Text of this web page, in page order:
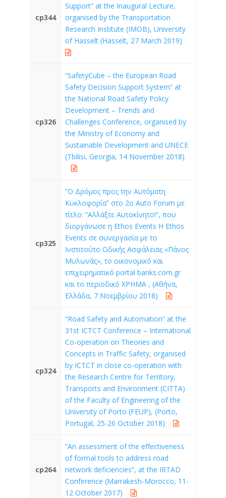
cp344
Support” at the Inaugural Lecture,
organised by the Transportation
Research Institute (IMOB), University
of Hasselt (Hasselt, 27 March 2019)
cp326
“SafetyCube – the European Road
Safety Decision Support System” at
the National Road Safety Policy
Development – Trends and
Challenges Conference, organised by
the Ministry of Economy and
Sustainable Development and UNECE
(Tbilisi, Georgia, 14 November 2018)
cp325
“Ο Δρόμος προς την Αυτόματη
Κυκλοφορία” στο 2ο Auto Forum με
τίτλο: “Αλλάξτε Αυτοκίνητο!”, που
διοργάνωσε η Ethos Events H Εthos
Events σε συνεργασία με το
Ινστιτούτο Οδικής Ασφάλειας «Πάνος
Μυλωνάς», το οικονομικό και
επιχειρηματικό portal banks.com.gr
και το περιοδικό ΧΡΗΜΑ , (Αθήνα,
Ελλάδα, 7 Νοεμβρίου 2018)
cp324
“Road Safety and Automation” at the
31st ICTCT Conference – International
Co-operation on Theories and
Concepts in Traffic Safety, organised
by ICTCT in close co-operation with
the Research Centre for Territory,
Transports and Environment (CITTA)
of the Faculty of Engineering of the
University of Porto (FEUP), (Porto,
Portugal, 25-26 October 2018)
cp264
“An assessment of the effectiveness
of formal tools to address road
network deficiencies”, at the IRTAD
Conference (Marrakesh-Morocco, 11-
12 October 2017)